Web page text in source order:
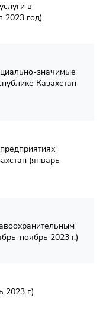
в
2023 год)
значимые
Казахстан
(январь-
ноябрь 2023 г.)
2023 г.)